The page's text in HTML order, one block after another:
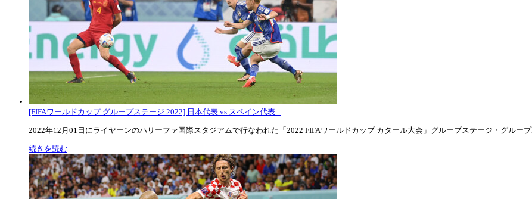
[FIFAワールドカップ グループステージ 2022] 日本代表 vs スペイン代表...
2022年12月01日にライヤーンのハリーファ国際スタジアムで行なわれた「2022 FIFAワールドカップ カタール大会」グループステージ・グルー
続きを読む